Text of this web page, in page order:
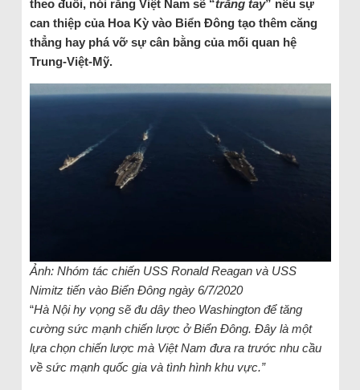
theo đuổi, nói rằng Việt Nam sẽ “trắng tay” nếu sự
can thiệp của Hoa Kỳ vào Biển Đông tạo thêm căng
thẳng hay phá vỡ sự cân bằng của mối quan hệ
Trung-Việt-Mỹ.
Ảnh: Nhóm tác chiến USS Ronald Reagan và USS
Nimitz tiến vào Biển Đông ngày 6/7/2020
“Hà Nội hy vọng sẽ đu dây theo Washington để tăng
cường sức mạnh chiến lược ở Biển Đông. Đây là một
lựa chọn chiến lược mà Việt Nam đưa ra trước nhu cầu
về sức mạnh quốc gia và tình hình khu vực.”